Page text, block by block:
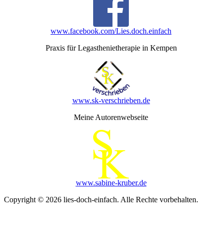
www.facebook.com/Lies.doch.einfach
Praxis für Legasthenietherapie in Kempen
www.sk-verschrieben.de
Meine Autorenwebseite
www.sabine-kruber.de
Copyright © 2026 lies-doch-einfach. Alle Rechte vorbehalten.